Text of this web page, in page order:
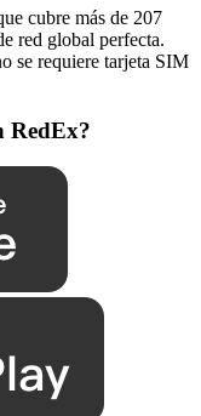
cubre más de 207
red global perfecta.
se requiere tarjeta SIM
RedEx?